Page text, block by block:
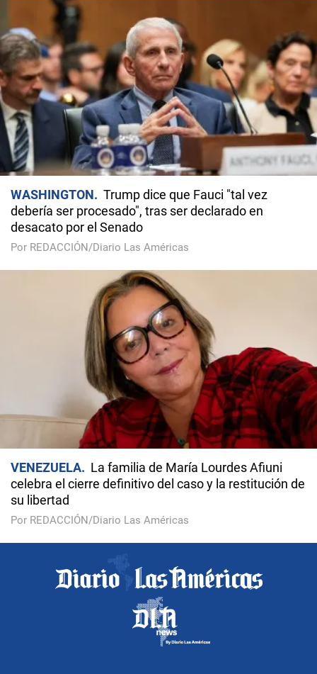
WASHINGTON
Trump dice que Fauci "tal vez
debería ser procesado", tras ser declarado en
desacato por el Senado
Por REDACCIÓN/Diario Las Américas
VENEZUELA
La familia de María Lourdes Afiuni
celebra el cierre definitivo del caso y la restitución de
su libertad
Por REDACCIÓN/Diario Las Américas